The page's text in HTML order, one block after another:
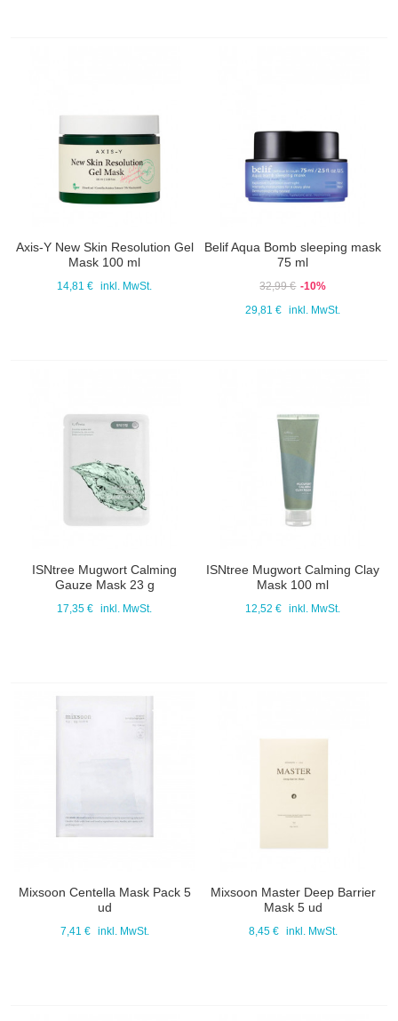
Axis-Y New Skin Resolution Gel
Mask 100 ml
14,81 € inkl. MwSt.
Belif Aqua Bomb sleeping mask
75 ml
32,99 € -10%
29,81 €
inkl. MwSt.
ISNtree Mugwort Calming
Gauze Mask 23 g
17,35 € inkl. MwSt.
ISNtree Mugwort Calming Clay
Mask 100 ml
12,52 € inkl. MwSt.
Mixsoon Centella Mask Pack 5
ud
7,41 € inkl. MwSt.
Mixsoon Master Deep Barrier
Mask 5 ud
8,45 € inkl. MwSt.